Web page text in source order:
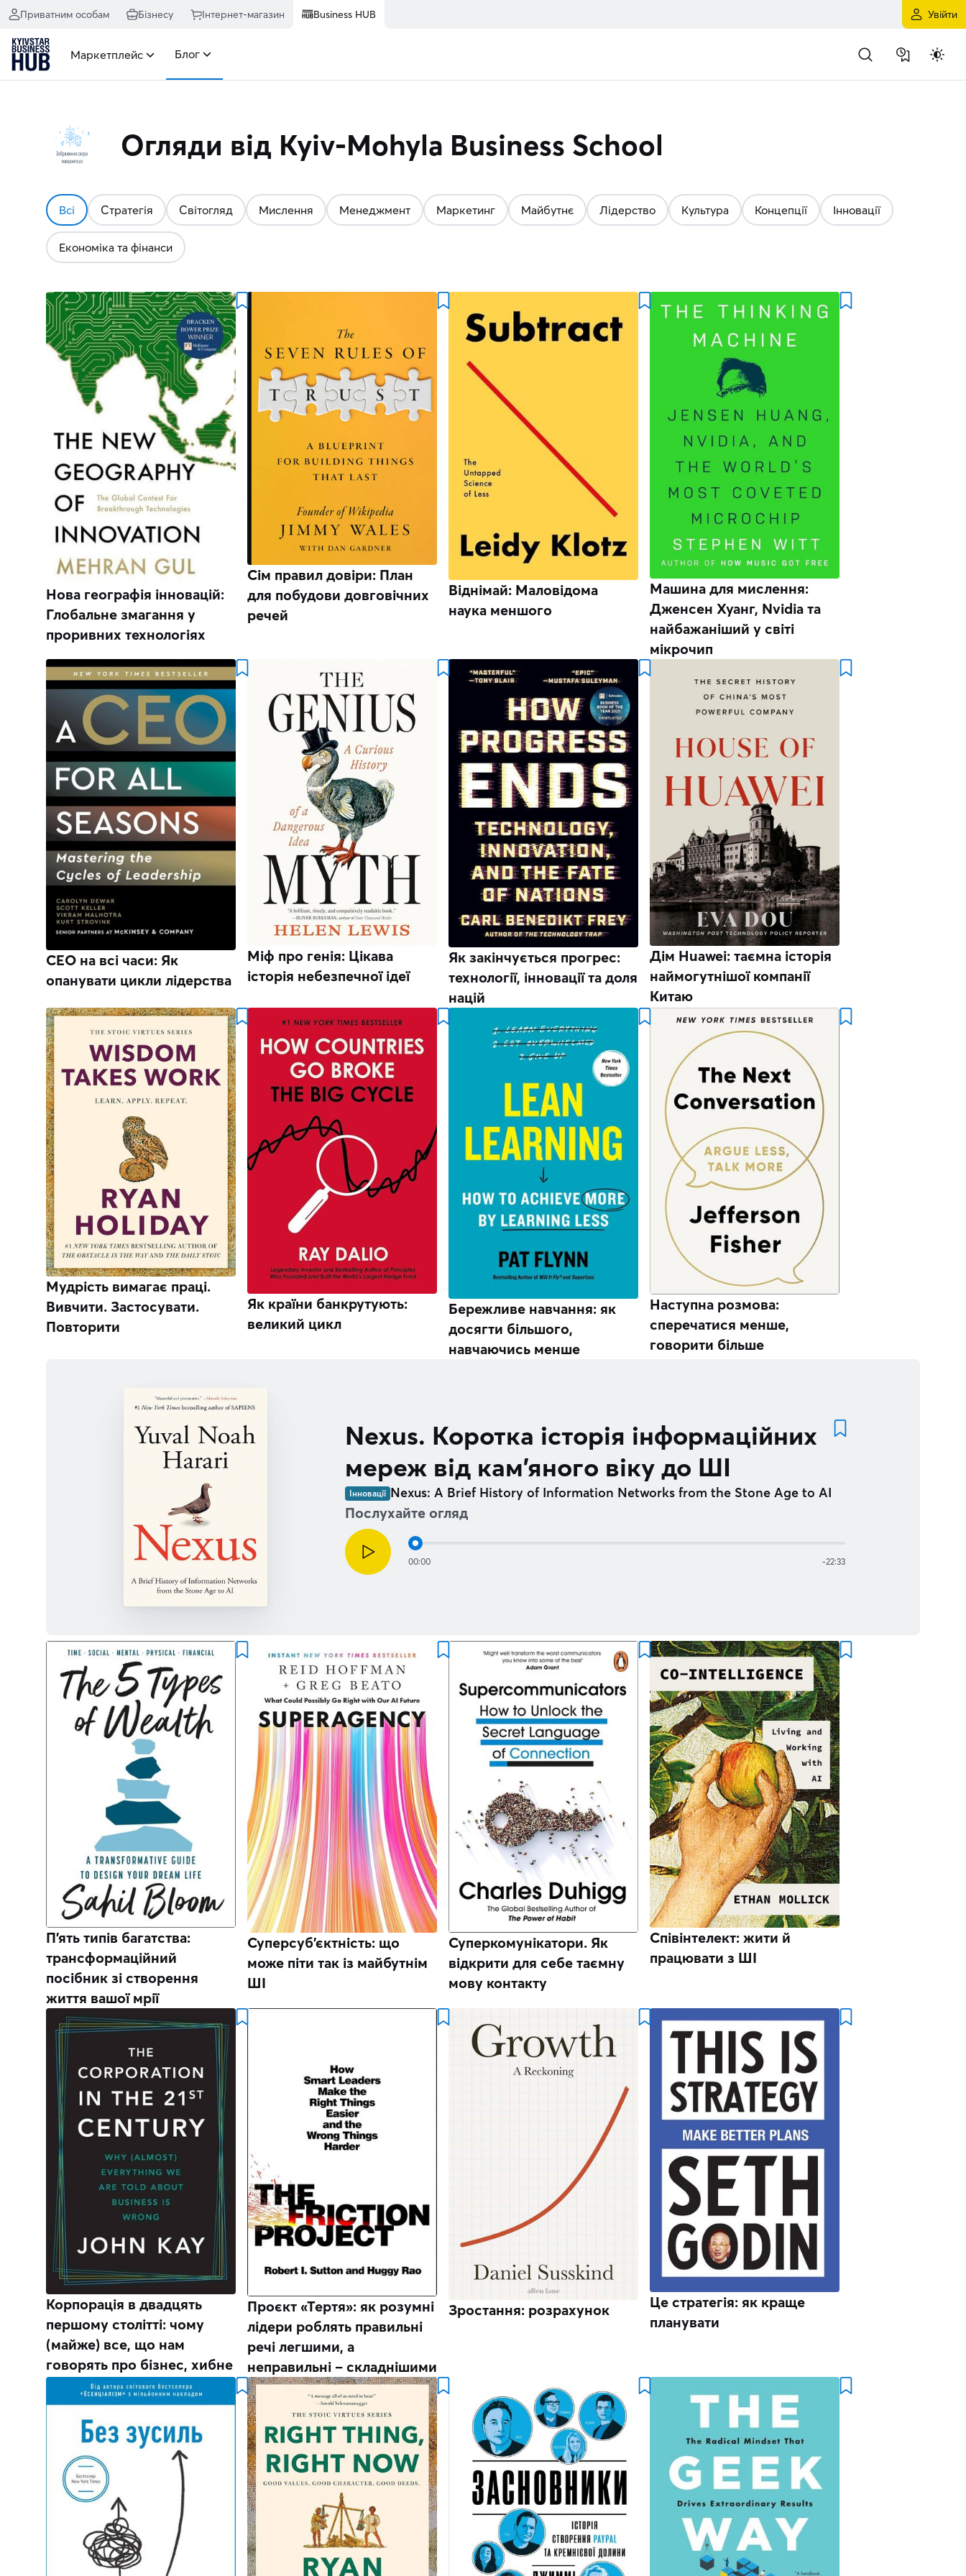
Приватним особам Бізнесу Інтернет-магазин Business HUB Увійти
Маркетплейс Блог
Огляди від Kyiv-Mohyla Business School
Всі Стратегія Світогляд Мислення Менеджмент Маркетинг Майбутнє Лідерство Культура Концепції Інновації
Економіка та фінанси
Нова географія інновацій:
Глобальне змагання у
проривних технологіях
Сім правил довіри: План
для побудови довговічних
речей
Віднімай: Маловідома
наука меншого
Машина для мислення:
Дженсен Хуанг, Nvidia та
найбажаніший у світі
мікрочип
CEO на всі часи: Як
опанувати цикли лідерства
Міф про генія: Цікава
історія небезпечної ідеї
Як закінчується прогрес:
технології, інновації та доля
націй
Дім Huawei: таємна історія
наймогутнішої компанії
Китаю
Мудрість вимагає праці.
Вивчити. Застосувати.
Повторити
Як країни банкрутують:
великий цикл
Бережливе навчання: як
досягти більшого,
навчаючись менше
Наступна розмова:
сперечатися менше,
говорити більше
Nexus. Коротка історія інформаційних
мереж від кам’яного віку до ШІ
Інновації Nexus: A Brief History of Information Networks from the Stone Age to AI
Послухайте огляд
00:00 -22:33
П’ять типів багатства:
трансформаційний
посібник зі створення
життя вашої мрії
Суперсуб'єктність: що
може піти так із майбутнім
ШІ
Суперкомунікатори. Як
відкрити для себе таємну
мову контакту
Співінтелект: жити й
працювати з ШІ
Корпорація в двадцять
першому столітті: чому
(майже) все, що нам
говорять про бізнес, хибне
Проєкт «Тертя»: як розумні
лідери роблять правильні
речі легшими, а
неправильні – складнішими
Зростання: розрахунок
Це стратегія: як краще
планувати
Огляди - Kyivstar Business Hub